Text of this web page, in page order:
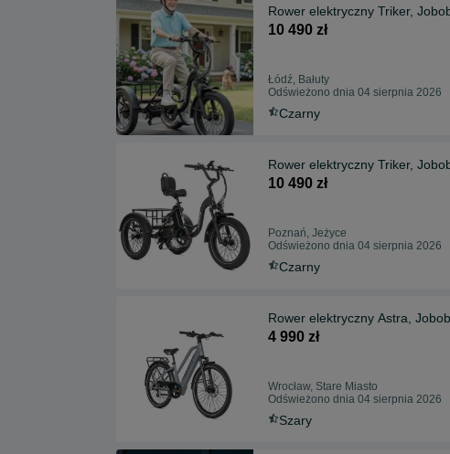
Rower elektryczny Triker,
10 490 zł
Łódź, Bałuty
Odświeżono dnia 04 sierpnia 2026
Czarny
Rower elektryczny Triker,
10 490 zł
Poznań, Jeżyce
Odświeżono dnia 04 sierpnia 2026
Czarny
Rower elektryczny Astra,
4 990 zł
Wrocław, Stare Miasto
Odświeżono dnia 04 sierpnia 2026
Szary